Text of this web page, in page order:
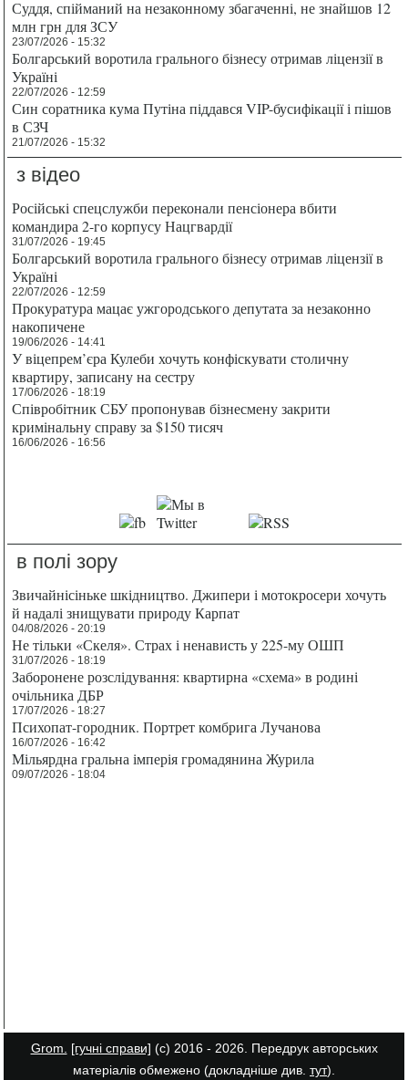
Суддя, спійманий на незаконному збагаченні, не знайшов 12
млн грн для ЗСУ
23/07/2026 - 15:32
Болгарський воротила грального бізнесу отримав ліцензії в
Україні
22/07/2026 - 12:59
Син соратника кума Путіна піддався VIP-бусифікації і пішов
в СЗЧ
21/07/2026 - 15:32
з відео
Російські спецслужби переконали пенсіонера вбити
командира 2-го корпусу Нацгвардії
31/07/2026 - 19:45
Болгарський воротила грального бізнесу отримав ліцензії в
Україні
22/07/2026 - 12:59
Прокуратура мацає ужгородського депутата за незаконно
накопичене
19/06/2026 - 14:41
У віцепрем’єра Кулеби хочуть конфіскувати столичну
квартиру, записану на сестру
17/06/2026 - 18:19
Співробітник СБУ пропонував бізнесмену закрити
кримінальну справу за $150 тисяч
16/06/2026 - 16:56
в полі зору
Звичайнісіньке шкідництво. Джипери і мотокросери хочуть
й надалі знищувати природу Карпат
04/08/2026 - 20:19
Не тільки «Скеля». Страх і ненависть у 225-му ОШП
31/07/2026 - 18:19
Заборонене розслідування: квартирна «схема» в родині
очільника ДБР
17/07/2026 - 18:27
Психопат-городник. Портрет комбрига Лучанова
16/07/2026 - 16:42
Мільярдна гральна імперія громадянина Журила
09/07/2026 - 18:04
Grom. [гучні справи] (с) 2016 - 2026. Передрук авторських
матеріалів обмежено (докладніше див. тут).